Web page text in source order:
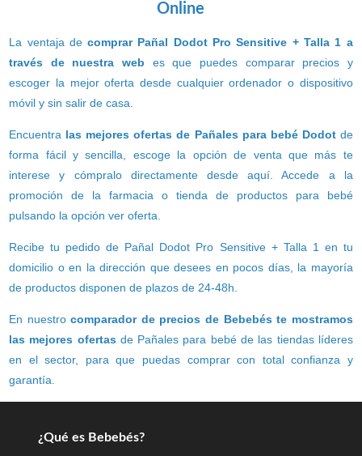
Online
La ventaja decomprar Pañal Dodot Pro Sensitive + Talla 1 a
través de nuestra web es que puedes comparar precios y
escoger la mejor oferta desde cualquier ordenador o dispositivo
móvil y sin salir de casa.
Encuentra las mejores ofertas de Pañales para bebé Dodotde
forma fácil y sencilla, escoge la opción de venta que más te
interese y cómpralo directamente desde aquí. Accede a la
promoción de la farmacia o tienda de productos para bebé
pulsando la opción ver oferta.
Recibe tu pedido de Pañal Dodot Pro Sensitive + Talla 1 en tu
domicilio o en la dirección que desees en pocos días, la mayoría
de productos disponen de plazos de 24-48h.
En nuestrocomparador de precios de Bebebés te mostramos
las mejores ofertasde Pañales para bebé de las tiendas líderes
en el sector, para que puedas comprar con total confianza y
garantía.
¿Qué es Bebebés?